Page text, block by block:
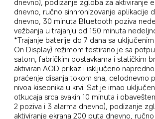
dnevno, ručno sinhronizovanje aplikacije
dnevno, 30 minuta Bluetooth poziva
vežbanja u trajanju od 150 minuta
*Trajanje baterije do 7 dana sa
On Display) režimom testirano je sa
satom, fabričkim postavkama i statičkim
aktiviran AOD prikaz i isključeno
praćenje disanja tokom sna, celodnevno
nivoa kiseonika u krvi. Sat je imao
otkucaja srca svakih 10 minuta i
2 poziva i 3 alarma dnevno), podizanje
aktiviranje ekrana 200 puta dnevno, ručno